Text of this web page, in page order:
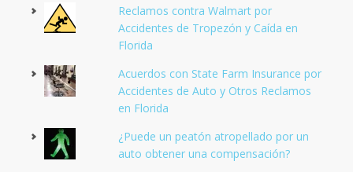
Reclamos contra Walmart por
Accidentes de Tropezón y Caída en
Florida
Acuerdos con State Farm Insurance por
Accidentes de Auto y Otros Reclamos
en Florida
¿Puede un peatón atropellado por un
auto obtener una compensación?